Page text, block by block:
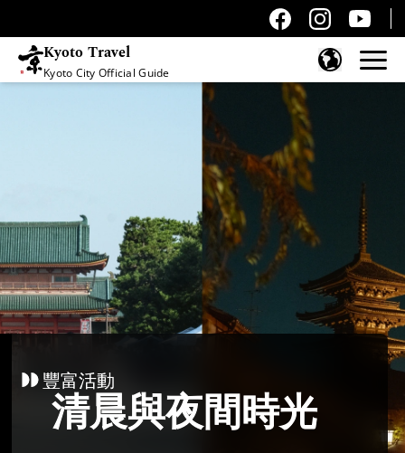
Kyoto Travel
Kyoto City Official Guide
豐富活動
清晨與夜間時光